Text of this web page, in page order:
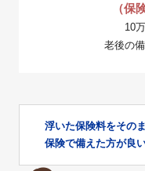
（保
10
老後の
浮いた保険料をその
保険で備えた方が良